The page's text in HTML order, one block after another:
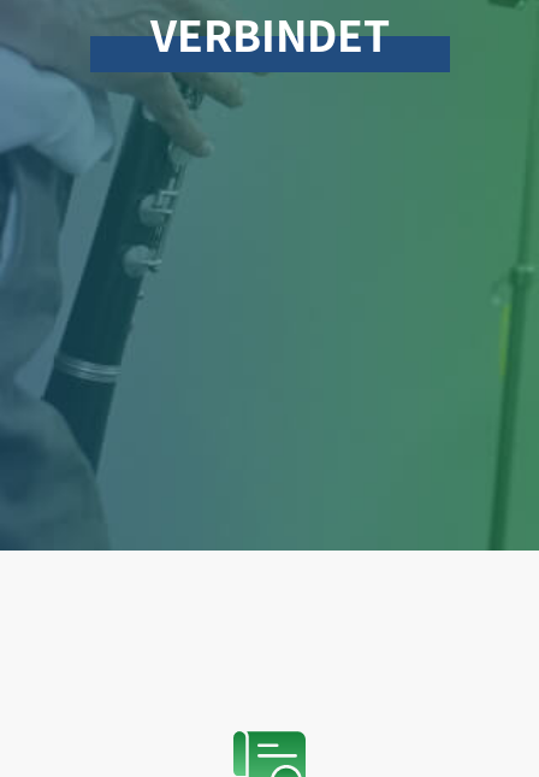
VERBINDET